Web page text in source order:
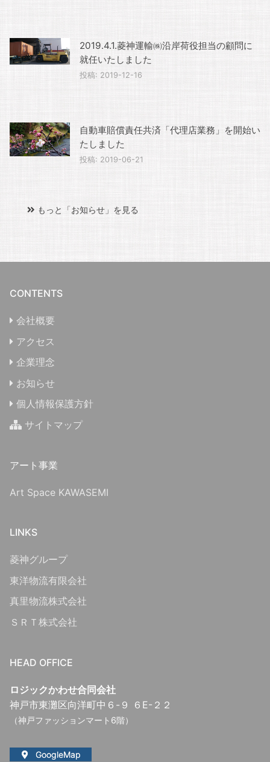
2019.4.1.菱神運輸㈱沿岸荷役担当の顧問に
就任いたしました
投稿: 2019-12-16
自動車賠償責任共済「代理店業務」を開始い
たしました
投稿: 2019-06-21
もっと「お知らせ」を見る
CONTENTS
会社概要
アクセス
企業理念
お知らせ
個人情報保護方針
サイトマップ
アート事業
Art Space KAWASEMI
LINKS
菱神グループ
東洋物流有限会社
真里物流株式会社
ＳＲＴ株式会社
HEAD OFFICE
ロジックかわせ合同会社
神戸市東灘区向洋町中６-９ ６E-２２
（神戸ファッションマート6階）
GoogleMap